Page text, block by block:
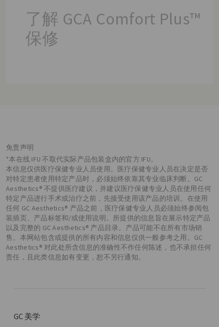
了解 GCA Comfort Plus™
保修
免责声明
*本在线 IFU 不取代实际产品包装盒内的官方 IFU。
本信息仅供医疗保健专业人员使用。医疗保健专业人员在决定是否
对特定患者使用特定产品时，必须始终依靠其专业临床判断。GC
Aesthetics® 不提供医疗建议，并建议医疗保健专业人员在使用任何
特定产品进行手术或治疗之前，先接受使用该产品的培训。在使用
任何 GC Aesthetics® 产品之前，医疗保健专业人员必须始终参阅包
装插页、产品标签和/或使用说明。所提供的信息旨在展示特定产品
以及完整的 GC Aesthetics® 产品目录。产品可能不在所有市场销
售。本网站包含或提供的所有内容和信息仅供一般参考之用。GC
Aesthetics® 对此处所含信息的准确性不作任何陈述，也不承担任何
责任，且此类信息如有变更，恕不另行通知。
GC 美学